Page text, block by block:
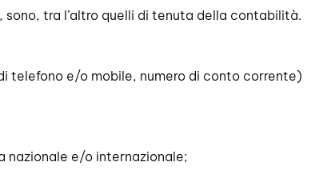
tra l’altro quelli di tenuta della contabilità.
telefono e/o mobile, numero di conto corrente)
nazionale e/o internazionale;